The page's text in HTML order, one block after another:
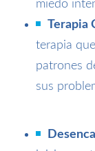
miedo
Terapia
terapia
patrones
sus